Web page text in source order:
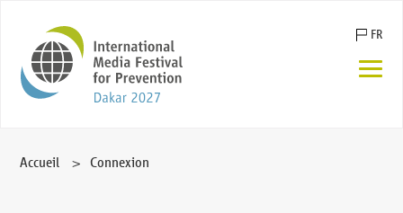
contenu
FR
EN
Accueil Connexion